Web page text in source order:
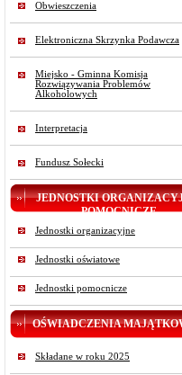
Obwieszczenia
Elektroniczna Skrzynka Podawcza
Miejsko - Gminna Komisja
Rozwiązywania Problemów
Alkoholowych
Interpretacja
Fundusz Sołecki
JEDNOSTKI
POMOCNICZE
Jednostki organizacyjne
Jednostki oświatowe
Jednostki pomocnicze
OŚWIADCZENIA
Składane w roku 2025